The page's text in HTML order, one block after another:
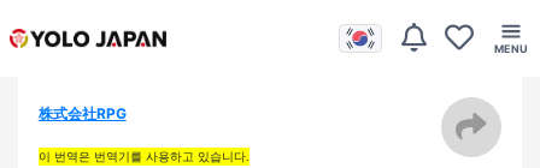
株式会社RPG
이 번역은 번역기를 사용하고 있습니다.